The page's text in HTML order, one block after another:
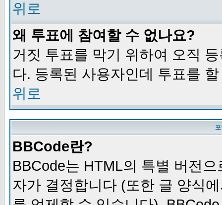
위로
왜 투표에 참여할 수 없나요?
거짓 투표를 막기 위하여 오직
다. 등록된 사용자인데 투표를
위로
BBCode란?
BBCode는 HTML의 특별 버전
자가 결정합니다 (또한 글 양식